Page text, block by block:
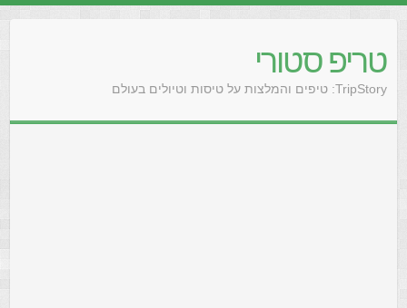
טריפ סטורי
TripStory: טיפים והמלצות על טיסות וטיולים בעולם